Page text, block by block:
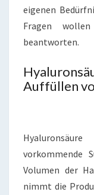
eigenen
Fragen
beantworten.
Auffüllen
vorkommende
Volumen der
nimmt die